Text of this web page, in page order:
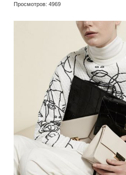
Просмотров: 4969